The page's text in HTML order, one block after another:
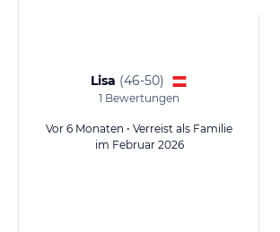
Lisa (46-50)
1 Bewertungen
Vor 6 Monaten • Verreist als Familie
im Februar 2026